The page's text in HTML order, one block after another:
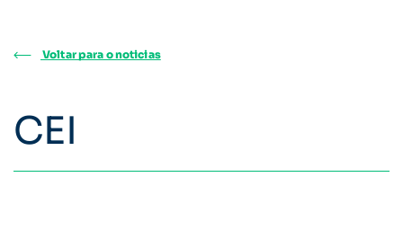
Voltar para o noticias
CEI